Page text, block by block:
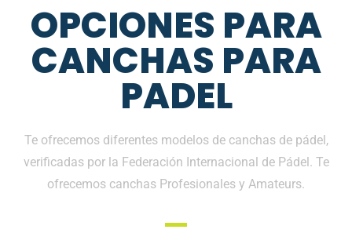
OPCIONES PARA
CANCHAS PARA
PADEL
Te ofrecemos diferentes modelos de canchas de pádel,
verificadas por la Federación Internacional de Pádel. Te
ofrecemos canchas Profesionales y Amateurs.